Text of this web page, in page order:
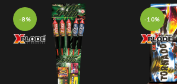
-8% -10%